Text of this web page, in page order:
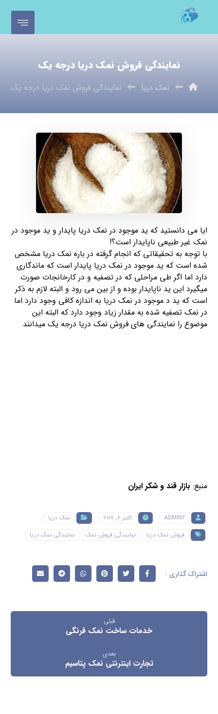
نمایندگی فروش نمک دریا درجه یک
نمک دریا نمایندگی فروش نمک دریا درجه یک
ایا می دانستید که ید موجود در نمک دریا پایدار و ید موجود در
نمک غیر طبیعی ناپایدار است؟!
با توجه به تحقیقاتی که انجام گرفته در باره نمک دریا مشخص
شده است که ید موجود در نمک دریا پایدار است که ماندگاری
دارد اما اگر طی مراحلی که در تصفیه و در کارخانجات صورت
میگیرد این ید ناپایدار بوده و از بین می رود و البته لازم به ذکر
است که ید د موجود در نمک دریا به اندازه کافی وجود دارد اما
در نمک تصفیه شده به مقدار زیاد وجود دارد که البته این
موضوع را نمایندگی های فروش نمک دریا درجه یک میدانند
منبع: بازار قند و شکر ایران
ADMIN2 اکتبر ۲, ۲۰۱۷
نمک دریا
فروش نمک دریا
نمایندگی فروش نمک نمایندگی نمک دریا
قبلی
خدمات ساخت نمک فرنگی
بعدی
تجارت اینترنتی نمک پتاسیم